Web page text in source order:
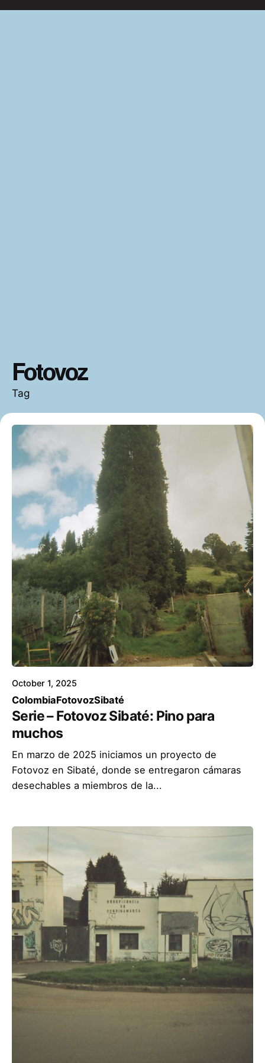
Fotovoz
Tag
October 1, 2025
ColombiaFotovozSibaté
Serie – Fotovoz Sibaté: Pino para
muchos
En marzo de 2025 iniciamos un proyecto de
Fotovoz en Sibaté, donde se entregaron cámaras
desechables a miembros de la...